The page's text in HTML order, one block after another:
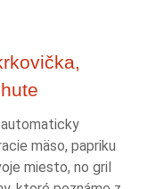
mäso, papriku
miesto, no gril